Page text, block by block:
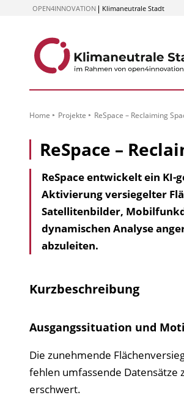
OPEN4INNOVATION Klimaneutrale Stadt
Anzeigen
Home Projekte ReSpace – Reclaiming
ReSpace –
ReSpace entwickelt ein
Aktivierung versiegelter
Satellitenbilder,
dynamischen Analyse
abzuleiten.
Kurzbeschreibung
Ausgangssituation und
Die zunehmende
fehlen umfassende Datensätze
erschwert.